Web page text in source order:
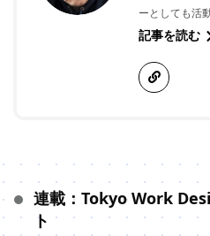
ーとしても活動
記事を読む
連載：Tokyo Work
ト